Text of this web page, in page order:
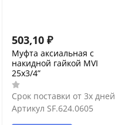
503,10 ₽
Муфта аксиальная с
накидной гайкой MVI
25x3/4”
Срок поставки от 3х дней
Артикул SF.624.0605